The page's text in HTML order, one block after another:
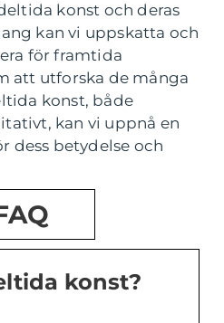
konst och deras
kan vi uppskatta och
för framtida
att utforska de många
konst, både
kan vi uppnå en
dess betydelse och
konst?